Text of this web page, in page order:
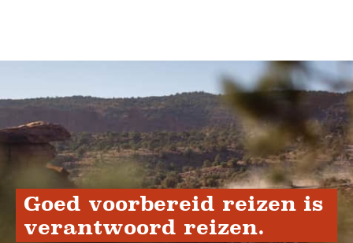
Goed voorbereid reizen is
verantwoord reizen.